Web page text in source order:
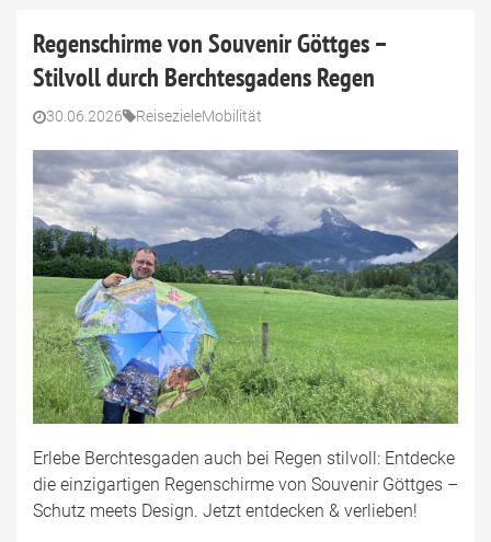
Regenschirme von Souvenir Göttges –
Stilvoll durch Berchtesgadens Regen
30.06.2026 ReisezieleMobilität
Erlebe Berchtesgaden auch bei Regen stilvoll: Entdecke
die einzigartigen Regenschirme von Souvenir Göttges –
Schutz meets Design. Jetzt entdecken & verlieben!